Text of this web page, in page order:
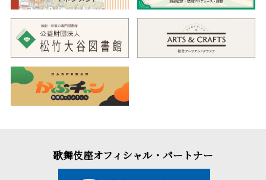
歌舞伎座オフィシャル・パートナー